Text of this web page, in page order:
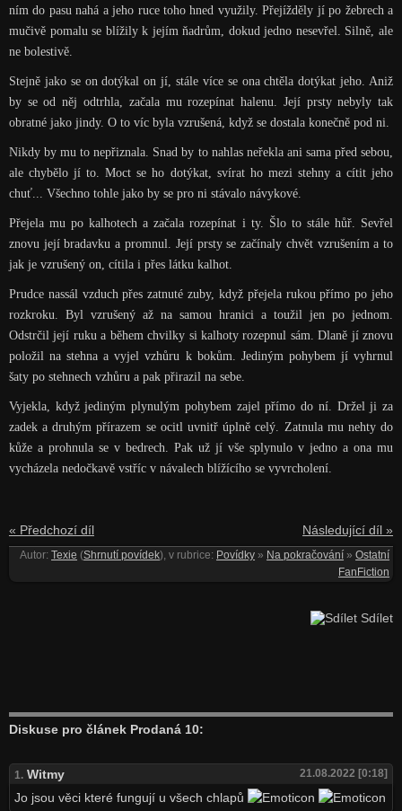
ním do pasu nahá a jeho ruce toho hned využily. Přejížděly jí po žebrech a
mučivě pomalu se blížily k jejím ňadrům, dokud jedno nesevřel. Silně, ale
ne bolestivě.
Stejně jako se on dotýkal on jí, stále více se ona chtěla dotýkat jeho. Aniž
by se od něj odtrhla, začala mu rozepínat halenu. Její prsty nebyly tak
obratné jako jindy. O to víc byla vzrušená, když se dostala konečně pod ni.
Nikdy by mu to nepřiznala. Snad by to nahlas neřekla ani sama před sebou,
ale chybělo jí to. Moct se ho dotýkat, svírat ho mezi stehny a cítit jeho
chuť... Všechno tohle jako by se pro ni stávalo návykové.
Přejela mu po kalhotech a začala rozepínat i ty. Šlo to stále hůř. Sevřel
znovu její bradavku a promnul. Její prsty se začínaly chvět vzrušením a to
jak je vzrušený on, cítila i přes látku kalhot.
Prudce nassál vzduch přes zatnuté zuby, když přejela rukou přímo po jeho
rozkroku. Byl vzrušený až na samou hranici a toužil jen po jednom.
Odstrčil její ruku a během chvilky si kalhoty rozepnul sám. Dlaně jí znovu
položil na stehna a vyjel vzhůru k bokům. Jediným pohybem jí vyhrnul
šaty po stehnech vzhůru a pak přirazil na sebe.
Vyjekla, když jediným plynulým pohybem zajel přímo do ní. Držel ji za
zadek a druhým přírazem se ocitl uvnitř úplně celý. Zatnula mu nehty do
kůže a prohnula se v bedrech. Pak už jí vše splynulo v jedno a ona mu
vycházela nedočkavě vstříc v návalech blížícího se vyvrcholení.
« Předchozí díl Následující díl »
Autor:Texie (Shrnutí povídek), v rubrice: Povídky » Na pokračování »Ostatní
FanFiction
Sdílet
Diskuse pro článek Prodaná 10:
1.Witmy 21.08.2022 [0:18]
Jo jsou věci které fungují u všech chlapů